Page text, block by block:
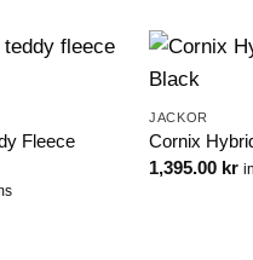
Fleece
JACKOR
Cornix
1,395.00 kr